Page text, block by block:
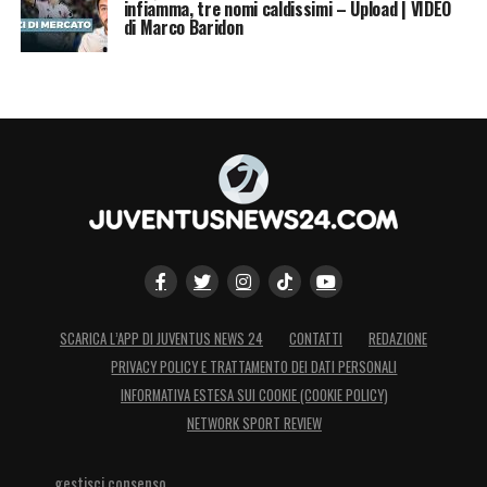
LA PLAYLIST DELLE NOSTRE TOP NEWS
infiamma, tre nomi caldissimi – Upload | VIDEO
di Marco Baridon
SCARICA L’APP DI JUVENTUS NEWS 24 CONTATTI
REDAZIONE
PRIVACY POLICY E TRATTAMENTO DEI DATI PERSONALI
INFORMATIVA ESTESA SUI COOKIE (COOKIE POLICY)
NETWORK SPORT REVIEW